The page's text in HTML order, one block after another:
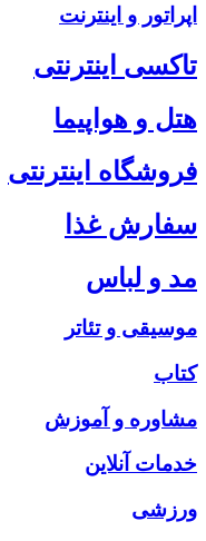
اپراتور و اینترنت
تاکسی اینترنتی
هتل و هواپیما
فروشگاه اینترنتی
سفارش غذا
مد و لباس
موسیقی و تئاتر
کتاب
مشاوره و آموزش
خدمات آنلاین
ورزشی